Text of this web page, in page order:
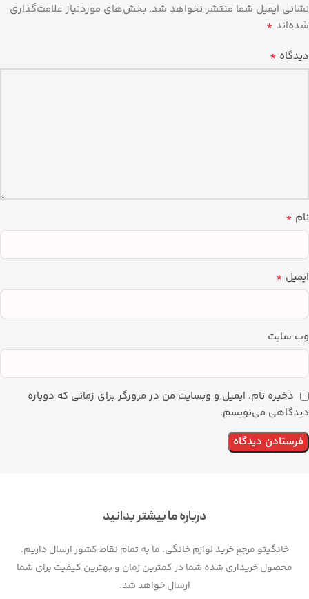
نشانی ایمیل شما منتشر نخواهد شد. بخش‌های موردنیاز علامت‌گذاری
شده‌اند *
دیدگاه *
نام *
ایمیل *
وب‌ سایت
ذخیره نام، ایمیل و وبسایت من در مرورگر برای زمانی که دوباره
دیدگاهی می‌نویسم.
درباره ما بیشتر بدانید
خانگیتو مرجع خرید لوازم خانگی. ما به تمام نقاط کشور ارسال داریم.
محصول خریداری شده شما در کمترین زمان و بهترین کیفیت برای شما
ارسال خواهد شد.